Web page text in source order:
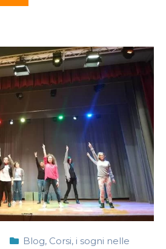
Blog, Corsi, i sogni nelle